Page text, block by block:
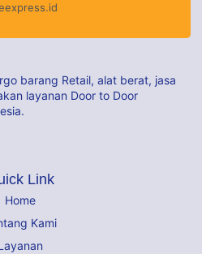
barang Retail, alat berat, jasa
layanan Door to Door
Link
Home
Kami